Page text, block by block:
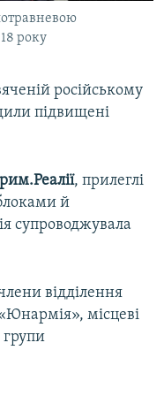
року
російському
підвищені
, прилеглі
й
супроводжувала
відділення
місцеві